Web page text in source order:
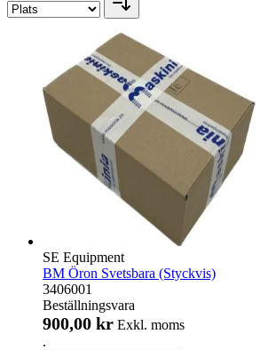
SE Equipment
BM Öron Svetsbara (Styckvis)
3406001
Beställningsvara
900,00 kr Exkl. moms
.